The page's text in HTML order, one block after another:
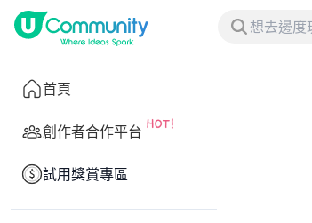
首頁
創作者合作平台
試用獎賞專區